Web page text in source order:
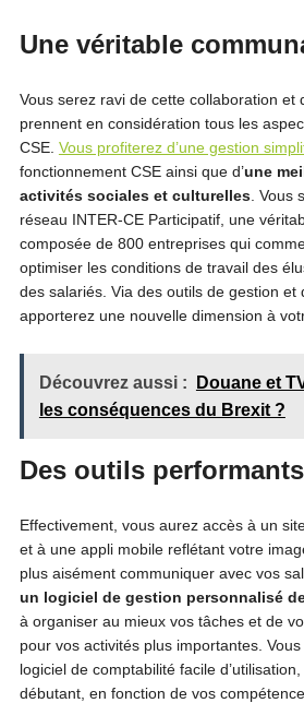
Une véritable
Vous serez ravi de cette collaboration et
prennent en considération tous les
CSE. Vous profiterez d’une gestion
fonctionnement CSE ainsi que d’une
activités sociales et culturelles. Vous
réseau INTER-CE Participatif, une
composée de 800 entreprises qui
optimiser les conditions de travail des
des salariés. Via des outils de gestion et
apporterez une nouvelle dimension à
Découvrez aussi :
Douane et
les conséquences du Brexit ?
Des outils performants
Effectivement, vous aurez accès à un
et à une appli mobile reflétant votre
plus aisément communiquer avec vos
un logiciel de gestion personnalisé
à organiser au mieux vos tâches et de
pour vos activités plus importantes.
logiciel de comptabilité facile
débutant, en fonction de vos